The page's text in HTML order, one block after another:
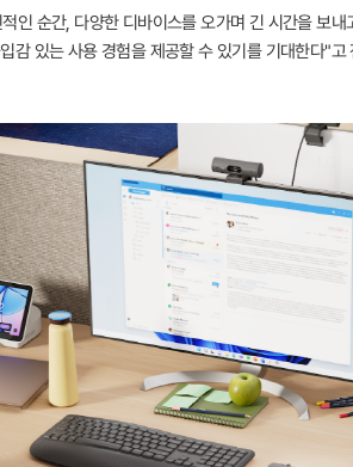
인 순간, 다양한 디바이스를 오가며 긴 시간을 보
감 있는 사용 경험을 제공할 수 있기를 기대한다"고